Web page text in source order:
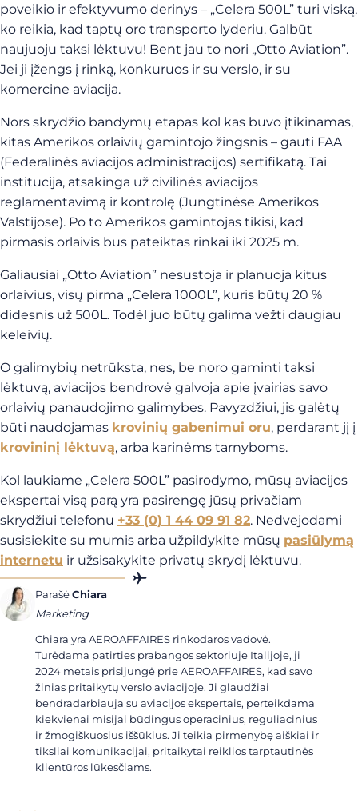
poveikio ir efektyvumo derinys – „Celera 500L” turi viską,
ko reikia, kad taptų oro transporto lyderiu. Galbūt
naujuoju taksi lėktuvu! Bent jau to nori „Otto Aviation”.
Jei ji įžengs į rinką, konkuruos ir su verslo, ir su
komercine aviacija.
Nors skrydžio bandymų etapas kol kas buvo įtikinamas,
kitas Amerikos orlaivių gamintojo žingsnis – gauti FAA
(Federalinės aviacijos administracijos) sertifikatą. Tai
institucija, atsakinga už civilinės aviacijos
reglamentavimą ir kontrolę (Jungtinėse Amerikos
Valstijose). Po to Amerikos gamintojas tikisi, kad
pirmasis orlaivis bus pateiktas rinkai iki 2025 m.
Galiausiai „Otto Aviation” nesustoja ir planuoja kitus
orlaivius, visų pirma „Celera 1000L”, kuris būtų 20 %
didesnis už 500L. Todėl juo būtų galima vežti daugiau
keleivių.
O galimybių netrūksta, nes, be noro gaminti taksi
lėktuvą, aviacijos bendrovė galvoja apie įvairias savo
orlaivių panaudojimo galimybes. Pavyzdžiui, jis galėtų
būti naudojamas krovinių gabenimui oru, perdarant jį į
krovininį lėktuvą, arba karinėms tarnyboms.
Kol laukiame „Celera 500L” pasirodymo, mūsų aviacijos
ekspertai visą parą yra pasirengę jūsų privačiam
skrydžiui telefonu +33 (0) 1 44 09 91 82. Nedvejodami
susisiekite su mumis arba užpildykite mūsų pasiūlymą
internetu ir užsisakykite privatų skrydį lėktuvu.
ParašėChiara
Marketing
Chiara yra AEROAFFAIRES rinkodaros vadovė.
Turėdama patirties prabangos sektoriuje Italijoje, ji
2024 metais prisijungė prie AEROAFFAIRES, kad savo
žinias pritaikytų verslo aviacijoje. Ji glaudžiai
bendradarbiauja su aviacijos ekspertais, perteikdama
kiekvienai misijai būdingus operacinius, reguliacinius
ir žmogiškuosius iššūkius. Ji teikia pirmenybę aiškiai ir
tiksliai komunikacijai, pritaikytai reiklios tarptautinės
klientūros lūkesčiams.